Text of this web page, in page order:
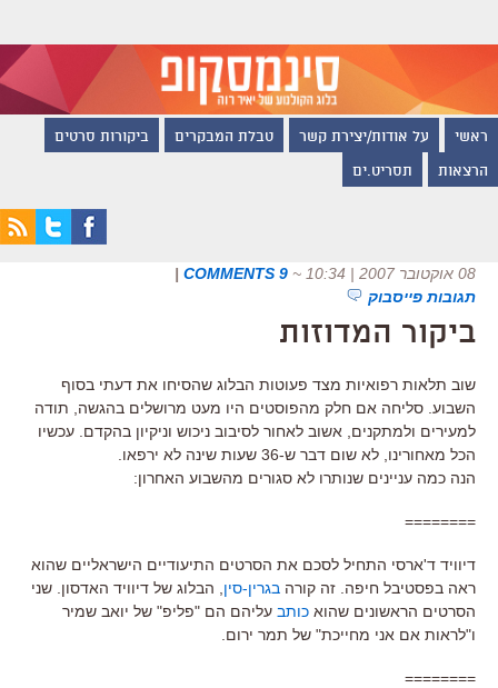
ראשי על אודות/יצירת קשר טבלת המבקרים ביקורות סרטים
הרצאות תסריט.ים
08 אוקטובר 2007 | 10:34 ~
9 COMMENTS
|
תגובות פייסבוק
ביקור המדוזות
שוב תלאות רפואיות מצד פעוטות הבלוג שהסיחו את דעתי בסוף
השבוע. סליחה אם חלק מהפוסטים היו מעט מרושלים בהגשה, תודה
למעירים ולמתקנים, אשוב לאחור לסיבוב ניכוש וניקיון בהקדם. עכשיו
הכל מאחורינו, לא שום דבר ש-36 שעות שינה לא ירפאו.
הנה כמה עניינים שנותרו לא סגורים מהשבוע האחרון:
========
דיוויד ד'ארסי התחיל לסכם את הסרטים התיעודיים הישראליים שהוא
ראה בפסטיבל חיפה. זה קורה בגרין-סין , הבלוג של דיוויד האדסון. שני
הסרטים הראשונים שהוא כותב עליהם הם "פליפ" של יואב שמיר
ו"לראות אם אני מחייכת" של תמר ירום.
========